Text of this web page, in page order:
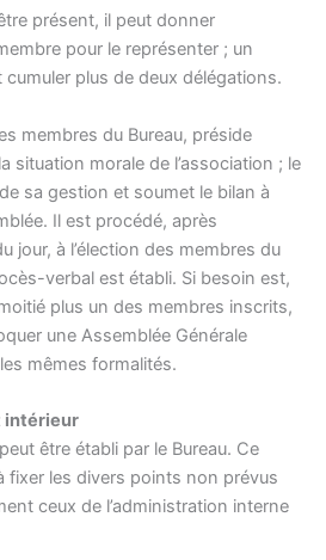
présent, il peut donner
pour le représenter ; un
cumuler plus de deux délégations.
membres du Bureau, préside
situation morale de l’association ; le
sa gestion et soumet le bilan à
Il est procédé, après
jour, à l’élection des membres du
verbal est établi. Si besoin est,
plus un des membres inscrits,
une Assemblée Générale
mêmes formalités.
intérieur
être établi par le Bureau. Ce
fixer les divers points non prévus
ceux de l’administration interne